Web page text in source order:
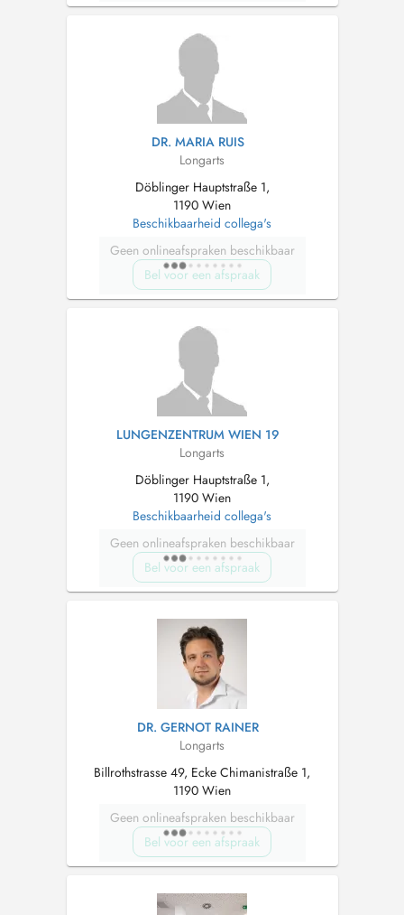
DR. MARIA RUIS
Longarts
Döblinger Hauptstraße 1,
1190 Wien
Beschikbaarheid collega's
Geen onlineafspraken beschikbaar
Bel voor een afspraak
LUNGENZENTRUM WIEN 19
Longarts
Döblinger Hauptstraße 1,
1190 Wien
Beschikbaarheid collega's
Geen onlineafspraken beschikbaar
Bel voor een afspraak
DR. GERNOT RAINER
Longarts
Billrothstrasse 49, Ecke Chimanistraße 1,
1190 Wien
Geen onlineafspraken beschikbaar
Bel voor een afspraak